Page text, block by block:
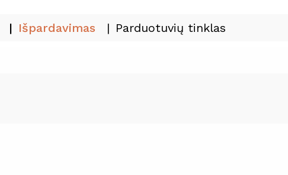
Išpardavimas Parduotuvių tinklas